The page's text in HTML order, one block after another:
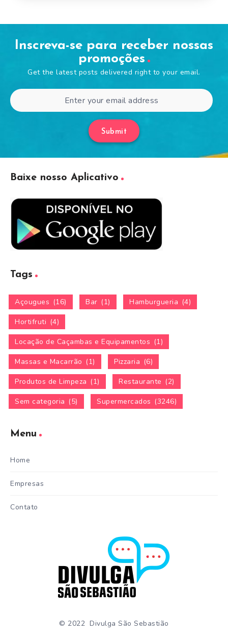
Inscreva-se para receber nossas
promoções
Get the latest posts delivered right to your email.
Submit
Baixe nosso Aplicativo
Tags
Açougues (16) Bar (1) Hamburgueria (4)
Hortifruti (4)
Locação de Caçambas e Equipamentos (1)
Massas e Macarrão (1) Pizzaria (6)
Produtos de Limpeza (1) Restaurante (2)
Sem categoria (5) Supermercados (3246)
Menu
Home
Empresas
Contato
© 2022 Divulga São Sebastião